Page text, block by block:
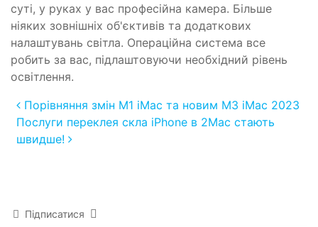
суті, у руках у вас професійна камера. Більше
ніяких зовнішніх об'єктивів та додаткових
налаштувань світла. Операційна система все
робить за вас, підлаштовуючи необхідний рівень
освітлення.
Post navigation
Порівняння змін M1 iMac та новим M3 iMac 2023
Послуги переклея скла iPhone в 2Mac стають
швидше!
Підписатися